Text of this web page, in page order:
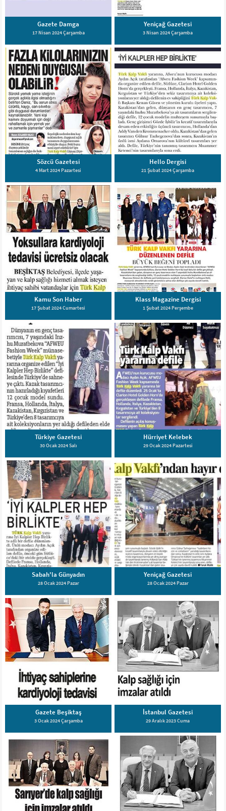
Gazete Damga
17 Nisan 2024 Çarşamba
Yeniçağ Gazetesi
3 Nisan 2024 Çarşamba
Sözcü Gazetesi
4 Mart 2024 Pazartesi
Hello Dergisi
21 Şubat 2024 Çarşamba
Kamu Son Haber
17 Şubat 2024 Cumartesi
Klass Magazine Dergisi
1 Şubat 2024 Perşembe
Türkiye Gazetesi
30 Ocak 2024 Salı
Hürriyet Kelebek
29 Ocak 2024 Pazartesi
Sabah'la Günyadın
28 Ocak 2024 Pazar
Yeniçağ Gazetesi
28 Ocak 2024 Pazar
Gazete Beşiktaş
3 Ocak 2024 Çarşamba
İstanbul Gazetesi
29 Aralık 2023 Cuma